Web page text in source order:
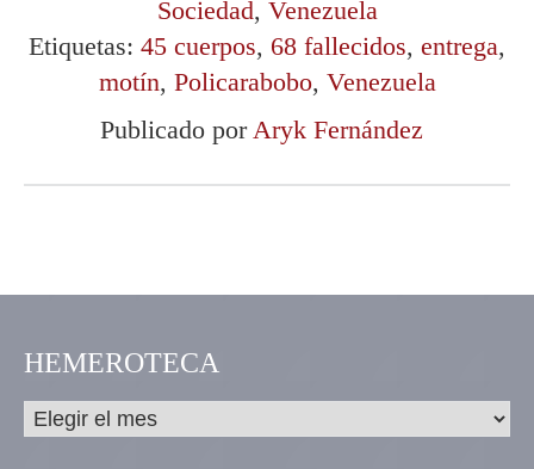
Sociedad, Venezuela
Etiquetas: 45 cuerpos, 68 fallecidos, entrega,
motín, Policarabobo, Venezuela
Publicado porAryk Fernández
HEMEROTECA